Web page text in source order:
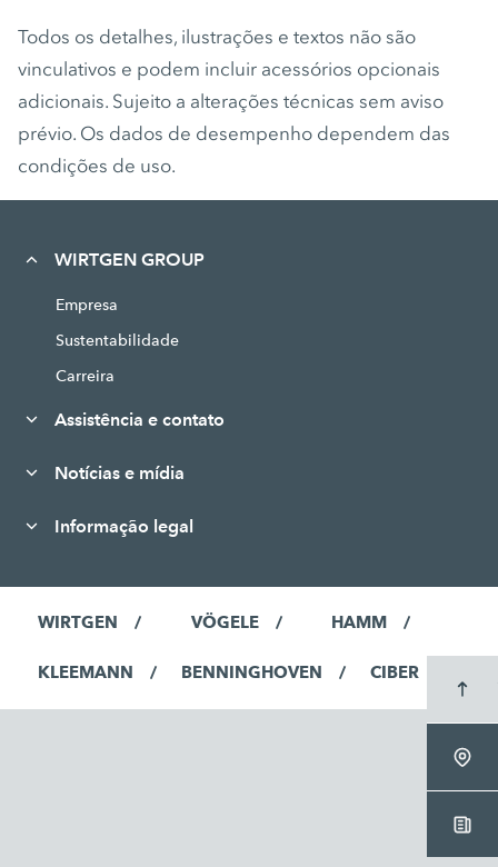
Todos os detalhes, ilustrações e textos não são
vinculativos e podem incluir acessórios opcionais
adicionais. Sujeito a alterações técnicas sem aviso
prévio. Os dados de desempenho dependem das
condições de uso.
WIRTGEN GROUP
Empresa
Sustentabilidade
Carreira
Assistência e contato
Notícias e mídia
Informação legal
WIRTGEN VÖGELE HAMM
KLEEMANN BENNINGHOVEN CIBER